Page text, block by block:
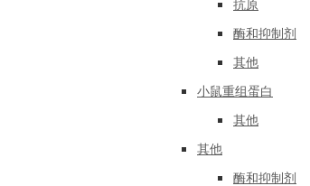
抗原
酶和抑制剂
其他
小鼠重组蛋白
其他
其他
酶和抑制剂